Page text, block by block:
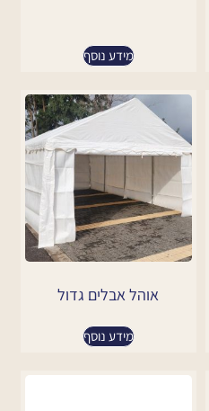
מידע נוסף
אוהל אבלים גדול
מידע נוסף